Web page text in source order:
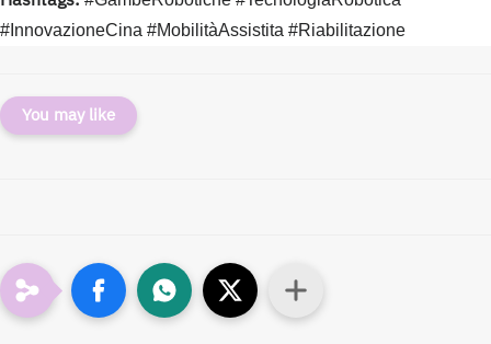
#InnovazioneCina #MobilitàAssistita #Riabilitazione
You may like